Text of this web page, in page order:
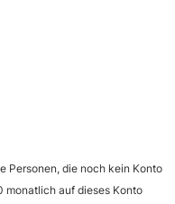
Personen, die noch kein Konto
monatlich auf dieses Konto